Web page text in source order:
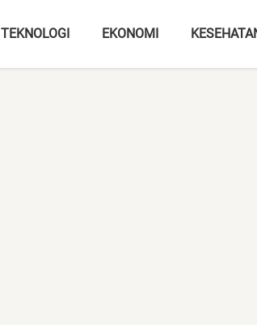
TEKNOLOGI EKONOMI